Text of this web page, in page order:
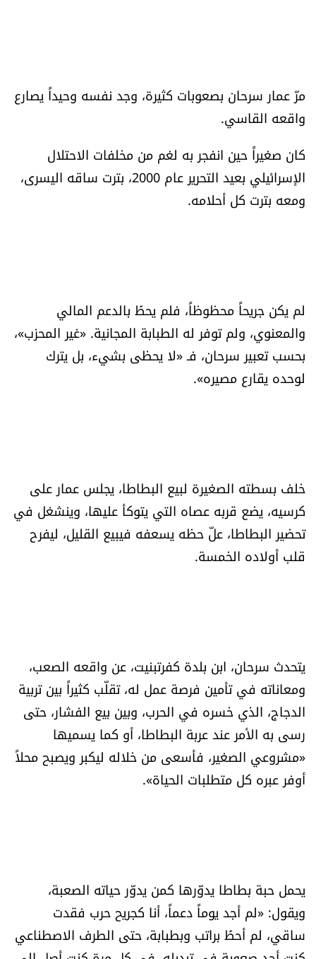
ثقافة وفنون
فصل من كتاب
اقرأ تضحك
صحّة وصحن
الرياضة
منوّعات
فيديو
من نحن
شروط الإشتراك
Digital solutions by
مرّ عمار سرحان بصعوبات كثيرة، وجد نفسه وحيداً يصارع
واقعه القاسي.
كان صغيراً حين انفجر به لغم من مخلفات الاحتلال
الإسرائيلي بعيد التحرير عام 2000، بترت ساقه اليسرى،
ومعه بترت كل أحلامه.
لم يكن جريحاً محظوظاً، فلم يحظَ بالدعم المالي
والمعنوي، ولم توفر له الطبابة المجانية. «غير المحزب»،
بحسب تعبير سرحان، فـ «لا يحظى بشيء، بل يترك
لوحده يقارع مصيره».
خلف بسطته الصغيرة لبيع البطاطا، يجلس عمار على
كرسيه، يضع قربه عصاه التي يتوكأ عليها، وينشغل في
تحضير البطاطا، علّ حظه يسعفه فيبيع القليل، ليفرح
قلب أولاده الخمسة.
يتحدث سرحان، ابن بلدة كفرتبنيت، عن واقعه الصعب،
ومعاناته في تأمين فرصة عمل له، تقلّب كثيراً بين تربية
الدجاج، الذي خسره في الحرب، وبين بيع الفشار، حتى
رسى به الأمر عند عربة البطاطا، أو كما يسميها
«مشروعي الصغير، فأسعى من خلاله ليكبر ويصبح محلاً
أوفر عبره كل متطلبات الحياة».
يحمل حبة بطاطا يدوّرها كمن يدوّر حياته الصعبة،
ويقول: «لم أجد يوماً دعماً، أنا كجريح حرب فقدت
ساقي، لم أحظَ براتب وبطبابة، حتى الطرف الاصطناعي